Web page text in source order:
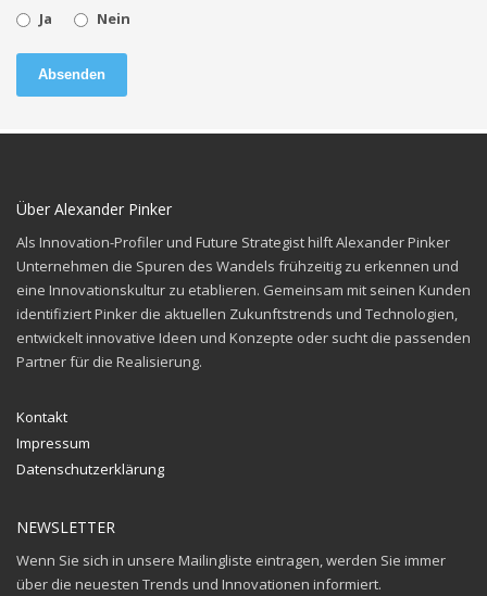
Ja Nein
Absenden
Über Alexander Pinker
Als Innovation-Profiler und Future Strategist hilft Alexander Pinker
Unternehmen die Spuren des Wandels frühzeitig zu erkennen und
eine Innovationskultur zu etablieren. Gemeinsam mit seinen Kunden
identifiziert Pinker die aktuellen Zukunftstrends und Technologien,
entwickelt innovative Ideen und Konzepte oder sucht die passenden
Partner für die Realisierung.
Kontakt
Impressum
Datenschutzerklärung
NEWSLETTER
Wenn Sie sich in unsere Mailingliste eintragen, werden Sie immer
über die neuesten Trends und Innovationen informiert.